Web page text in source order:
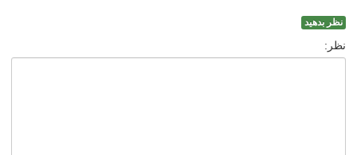
نظر بدهید
نظر: